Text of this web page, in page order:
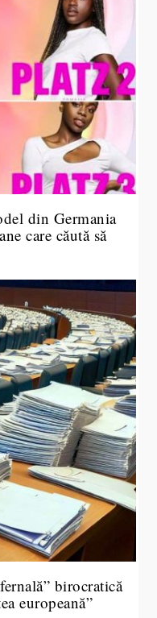
din Germania
care căută să
birocratică
europeană”